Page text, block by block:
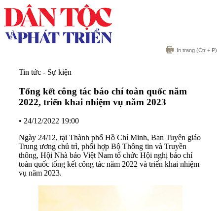
In trang (Ctr + P)
Tin tức - Sự kiện
Tổng kết công tác báo chí toàn quốc năm
2022, triển khai nhiệm vụ năm 2023
• 24/12/2022 19:00
Ngày 24/12, tại Thành phố Hồ Chí Minh, Ban Tuyên giáo
Trung ương chủ trì, phối hợp Bộ Thông tin và Truyền
thông, Hội Nhà báo Việt Nam tổ chức Hội nghị báo chí
toàn quốc tổng kết công tác năm 2022 và triển khai nhiệm
vụ năm 2023.